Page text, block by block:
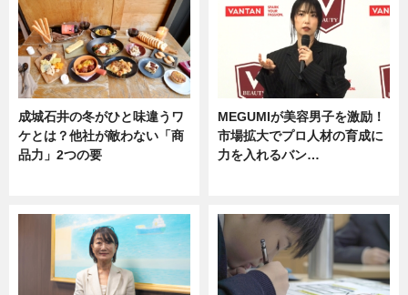
成城石井の冬がひと味違うワ
ケとは？他社が敵わない「商
品力」2つの要
MEGUMIが美容男子を激励！
市場拡大でプロ人材の育成に
力を入れるバン…